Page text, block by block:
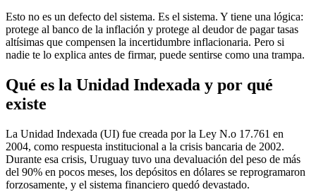
Esto no es un defecto del sistema. Es el sistema. Y tiene una lógica:
protege al banco de la inflación y protege al deudor de pagar tasas
altísimas que compensen la incertidumbre inflacionaria. Pero si
nadie te lo explica antes de firmar, puede sentirse como una trampa.
Qué es la Unidad Indexada y por qué
existe
La Unidad Indexada (UI) fue creada por la Ley N.o 17.761 en
2004, como respuesta institucional a la crisis bancaria de 2002.
Durante esa crisis, Uruguay tuvo una devaluación del peso de más
del 90% en pocos meses, los depósitos en dólares se reprogramaron
forzosamente, y el sistema financiero quedó devastado.